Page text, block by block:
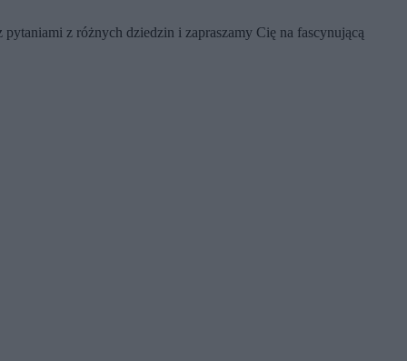
z różnych dziedzin i zapraszamy Cię na fascynującą